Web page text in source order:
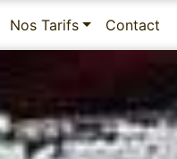
Nos Tarifs Contact